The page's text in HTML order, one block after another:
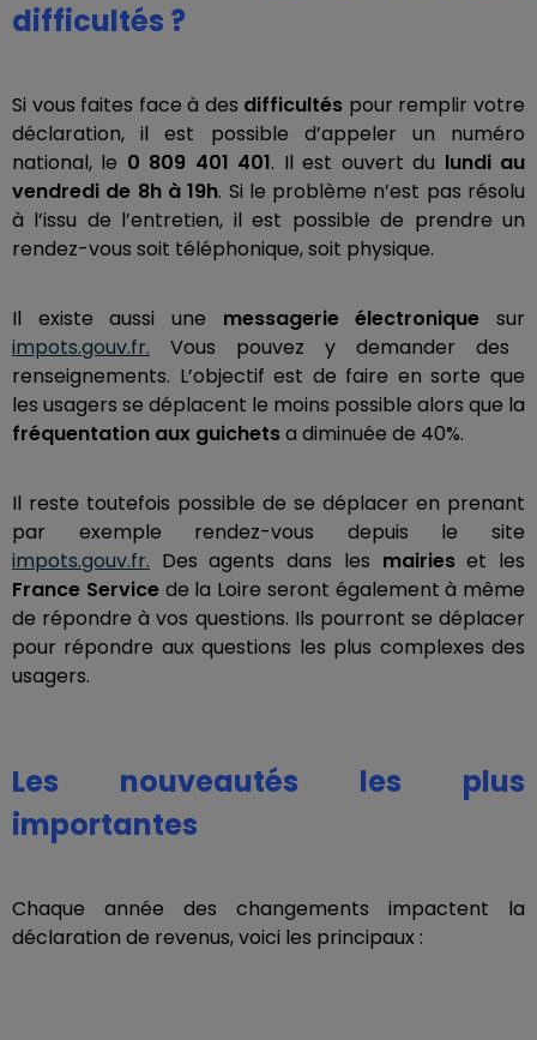
difficultés ?
Si vous faites face à des difficultés pour remplir votre
déclaration, il est possible d’appeler un numéro
national, le 0 809 401 401. Il est ouvert du lundi au
vendredi de 8h à 19h. Si le problème n’est pas résolu
à l’issu de l’entretien, il est possible de prendre un
rendez-vous soit téléphonique, soit physique.
Il existe aussi une messagerie électronique sur
impots.gouv.fr. Vous pouvez y demander des
renseignements. L’objectif est de faire en sorte que
les usagers se déplacent le moins possible alors que la
fréquentation aux guichetsa diminuée de 40%.
Il reste toutefois possible de se déplacer en prenant
par exemple rendez-vous depuis le site
impots.gouv.fr. Des agents dans les mairieset les
France Servicede la Loire seront également à même
de répondre à vos questions. Ils pourront se déplacer
pour répondre aux questions les plus complexes des
usagers.
Les nouveautés les plus
importantes
Chaque année des changements impactent la
déclaration de revenus, voici les principaux :